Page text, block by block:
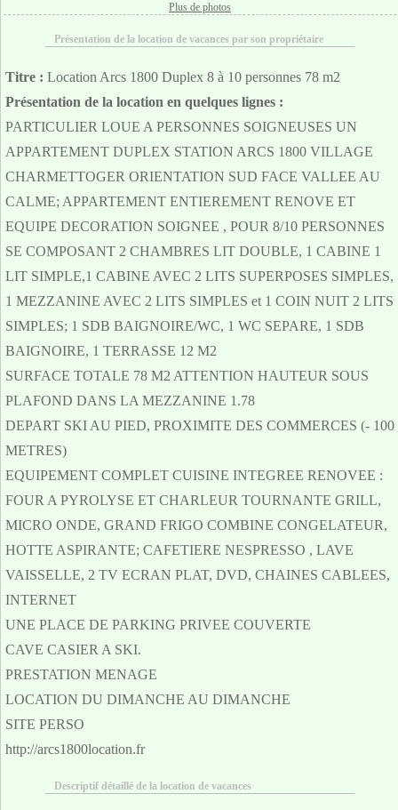
Plus de photos
Présentation de la location de vacances par son propriétaire
Titre : Location Arcs 1800 Duplex 8 à 10 personnes 78 m2
Présentation de la location en quelques lignes :
PARTICULIER LOUE A PERSONNES SOIGNEUSES UN
APPARTEMENT DUPLEX STATION ARCS 1800 VILLAGE
CHARMETTOGER ORIENTATION SUD FACE VALLEE AU
CALME; APPARTEMENT ENTIEREMENT RENOVE ET
EQUIPE DECORATION SOIGNEE , POUR 8/10 PERSONNES
SE COMPOSANT 2 CHAMBRES LIT DOUBLE, 1 CABINE 1
LIT SIMPLE,1 CABINE AVEC 2 LITS SUPERPOSES SIMPLES,
1 MEZZANINE AVEC 2 LITS SIMPLES et 1 COIN NUIT 2 LITS
SIMPLES; 1 SDB BAIGNOIRE/WC, 1 WC SEPARE, 1 SDB
BAIGNOIRE, 1 TERRASSE 12 M2
SURFACE TOTALE 78 M2 ATTENTION HAUTEUR SOUS
PLAFOND DANS LA MEZZANINE 1.78
DEPART SKI AU PIED, PROXIMITE DES COMMERCES (- 100
METRES)
EQUIPEMENT COMPLET CUISINE INTEGREE RENOVEE :
FOUR A PYROLYSE ET CHARLEUR TOURNANTE GRILL,
MICRO ONDE, GRAND FRIGO COMBINE CONGELATEUR,
HOTTE ASPIRANTE; CAFETIERE NESPRESSO , LAVE
VAISSELLE, 2 TV ECRAN PLAT, DVD, CHAINES CABLEES,
INTERNET
UNE PLACE DE PARKING PRIVEE COUVERTE
CAVE CASIER A SKI.
PRESTATION MENAGE
LOCATION DU DIMANCHE AU DIMANCHE
SITE PERSO
http://arcs1800location.fr
Descriptif détaillé de la location de vacances